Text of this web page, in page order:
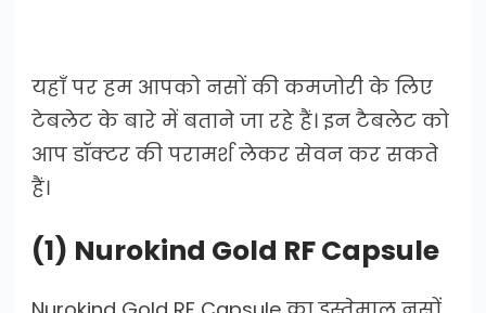
यहाँ पर हम आपको नसों की कमजोरी के लिए
टेबलेट के बारे में बताने जा रहे हैं। इन टैबलेट को
आप डॉक्टर की परामर्श लेकर सेवन कर सकते
हैं।
(1) Nurokind Gold RF Capsule